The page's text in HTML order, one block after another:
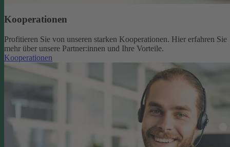
Kooperationen
Profitieren Sie von unseren starken Kooperationen. Hier erfahren Sie
mehr über unsere Partner:innen und Ihre Vorteile.
Kooperationen